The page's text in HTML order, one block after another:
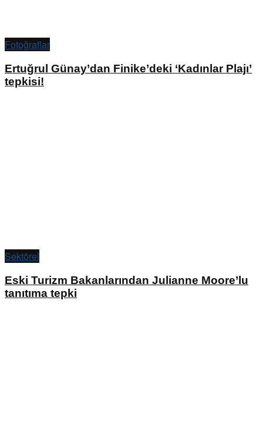
Fotoğraflar
Ertuğrul Günay’dan Finike’deki ‘Kadınlar Plajı’
tepkisi!
Sektörel
Eski Turizm Bakanlarından Julianne Moore’lu
tanıtıma tepki